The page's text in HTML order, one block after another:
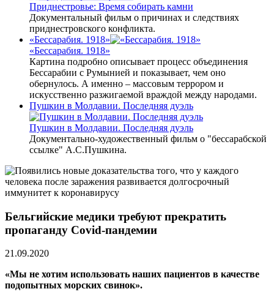
Приднестровье: Время собирать камни
Документальный фильм о причинах и следствиях
приднестровского конфликта.
«Бессарабия. 1918»
«Бессарабия. 1918»
Картина подробно описывает процесс объединения
Бессарабии с Румынией и показывает, чем оно
обернулось. А именно – массовым террором и
искусственно разжигаемой враждой между народами.
Пушкин в Молдавии. Последняя дуэль
Пушкин в Молдавии. Последняя дуэль
Документально-художественный фильм о "бессарабской
ссылке" А.С.Пушкина.
Бельгийские медики требуют прекратить
пропаганду Covid-пандемии
21.09.2020
«Мы не хотим использовать наших пациентов в качестве
подопытных морских свинок».